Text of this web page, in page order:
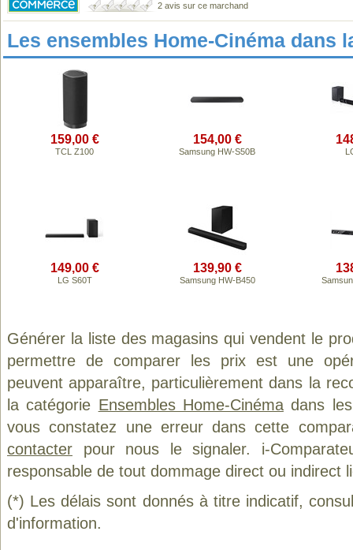
2 avis sur ce marchand
Les ensembles Home-Cinéma dans
159,00 €
TCL Z100
154,00 €
Samsung HW-S50B
149,00 €
LG S60T
139,90 €
Samsung HW-B450
Générer la liste des magasins qui vendent le
permettre de comparer les prix est une
peuvent apparaître, particulièrement dans la
la catégorie Ensembles Home-Cinémadans les
vous constatez une erreur dans cette
contacter pour nous le signaler. i-
responsable de tout dommage direct ou indirect
(*) Les délais sont donnés à titre indicatif,
d'information.